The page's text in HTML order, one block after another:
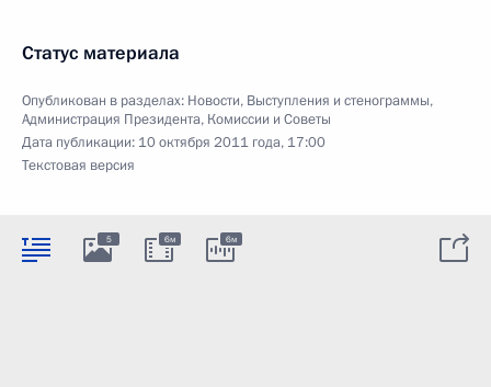
Статус материала
Опубликован в разделах: Новости, Выступления и стенограммы,
Администрация Президента, Комиссии и Советы
Дата публикации: 10 октября 2011 года, 17:00
Текстовая версия
5 6м 6м